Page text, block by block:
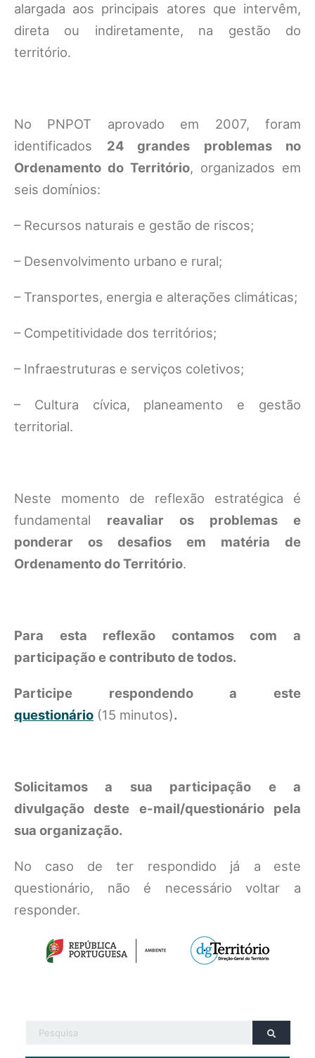
alargada aos principais atores que intervêm,
direta ou indiretamente, na gestão do
território.
No PNPOT aprovado em 2007, foram
identificados 24 grandes problemas no
Ordenamento do Território, organizados em
seis domínios:
– Recursos naturais e gestão de riscos;
– Desenvolvimento urbano e rural;
– Transportes, energia e alterações climáticas;
– Competitividade dos territórios;
– Infraestruturas e serviços coletivos;
– Cultura cívica, planeamento e gestão
territorial.
Neste momento de reflexão estratégica é
fundamental reavaliar os problemas e
ponderar os desafios em matéria de
Ordenamento do Território.
Para esta reflexão contamos com a
participação e contributo de todos.
Participe respondendo a este
questionário (15 minutos).
Solicitamos a sua participação e a
divulgação deste e-mail/questionário pela
sua organização.
No caso de ter respondido já a
este
questionário, não é necessário voltar a
responder.